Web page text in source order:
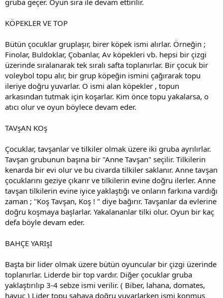
KÖPEKLER VE TOP
Bütün çocuklar gruplaşır, birer köpek ismi alırlar. Örneğin ;
Finolar, Buldoklar, Çobanlar, Av köpekleri vb. hepsi bir çizgi
üzerinde sıralanarak tek sıralı safta toplanırlar. Bir çocuk bir
voleybol topu alır, bir grup köpeğin ismini çağırarak topu
ileriye doğru yuvarlar. O ismi alan köpekler , topun
arkasından tutmak için koşarlar. Kim önce topu yakalarsa, o
atıcı olur ve oyun böylece devam eder.
TAVşAN KOş
Çocuklar, tavşanlar ve tilkiler olmak üzere iki gruba ayrılırlar.
Tavşan grubunun başına bir "Anne Tavşan" seçilir. Tilkilerin
kenarda bir evi olur ve bu civarda tilkiler saklanır. Anne tavşan
çocuklarını geziye çıkarır ve tilkilerin evine doğru ilerler. Anne
tavşan tilkilerin evine iyice yaklaştığı ve onların farkına vardığı
zaman ; "Koş Tavşan, Koş ! " diye bağırır. Tavşanlar da evlerine
doğru koşmaya başlarlar. Yakalananlar tilki olur. Oyun bir kaç
defa böyle devam eder.
BAHÇE YARIşI
Başta bir lider olmak üzere bütün oyuncular bir çizgi üzerinde
toplanırlar. Liderde bir top vardır. Diğer çocuklar gruba
yaklaştırılıp 3-4 sebze ismi verilir. ( Biber, lahana, domates,
havuç ) Lider topu sahaya doğru yuvarlarken ismi konmuş